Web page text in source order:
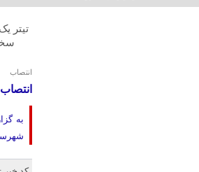
تیتر یک
انتصاب
به